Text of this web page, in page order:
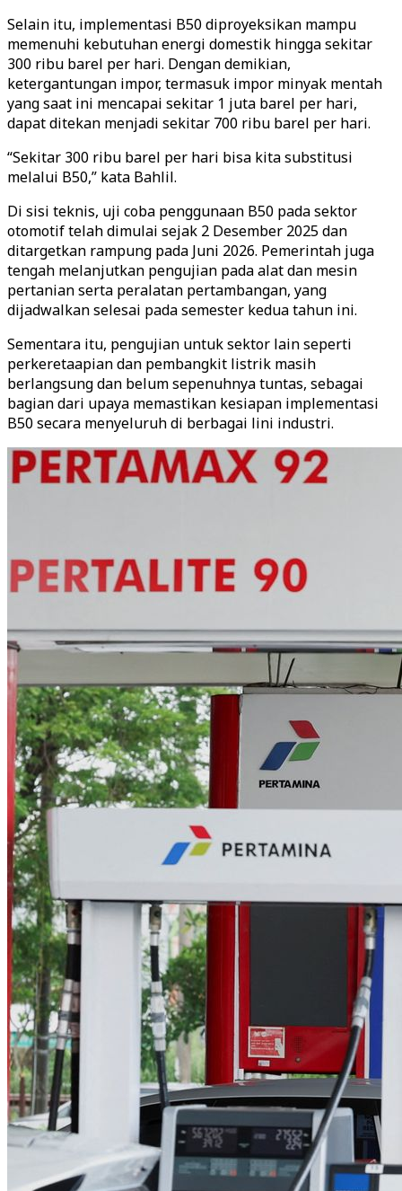
Selain itu, implementasi B50 diproyeksikan mampu
memenuhi kebutuhan energi domestik hingga sekitar
300 ribu barel per hari. Dengan demikian,
ketergantungan impor, termasuk impor minyak mentah
yang saat ini mencapai sekitar 1 juta barel per hari,
dapat ditekan menjadi sekitar 700 ribu barel per hari.
“Sekitar 300 ribu barel per hari bisa kita substitusi
melalui B50,” kata Bahlil.
Di sisi teknis, uji coba penggunaan B50 pada sektor
otomotif telah dimulai sejak 2 Desember 2025 dan
ditargetkan rampung pada Juni 2026. Pemerintah juga
tengah melanjutkan pengujian pada alat dan mesin
pertanian serta peralatan pertambangan, yang
dijadwalkan selesai pada semester kedua tahun ini.
Sementara itu, pengujian untuk sektor lain seperti
perkeretaapian dan pembangkit listrik masih
berlangsung dan belum sepenuhnya tuntas, sebagai
bagian dari upaya memastikan kesiapan implementasi
B50 secara menyeluruh di berbagai lini industri.